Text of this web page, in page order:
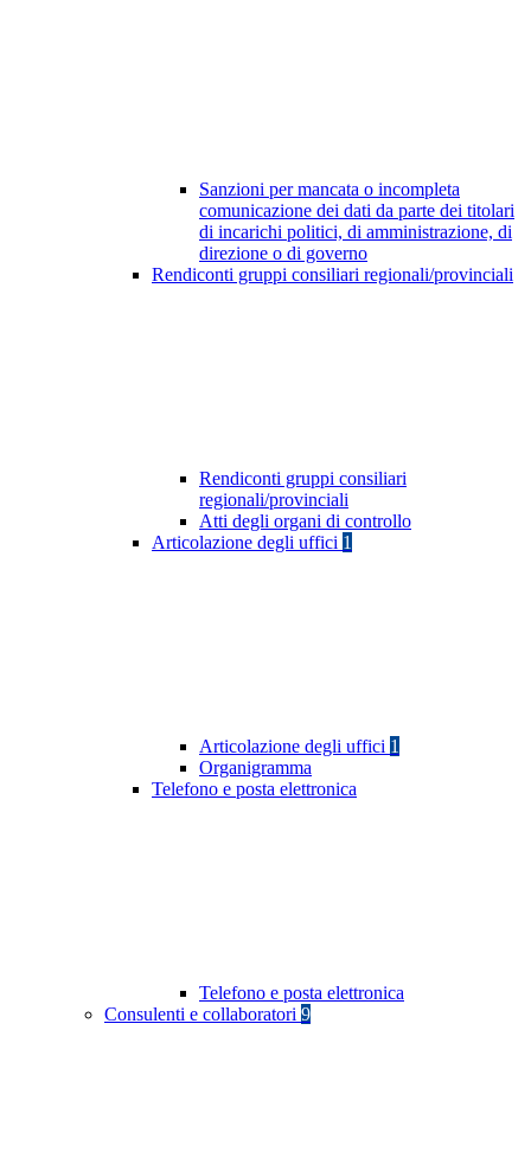
Sanzioni per mancata o incompleta
comunicazione dei dati da parte dei titolari
di incarichi politici, di amministrazione, di
direzione o di governo
Rendiconti gruppi consiliari regionali/provinciali
Rendiconti gruppi consiliari
regionali/provinciali
Atti degli organi di controllo
Articolazione degli uffici 1
Articolazione degli uffici 1
Organigramma
Telefono e posta elettronica
Telefono e posta elettronica
Consulenti e collaboratori 9